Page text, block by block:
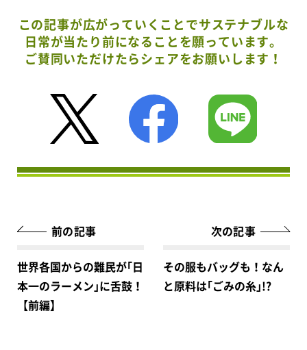
この記事が広がっていくことでサステナブルな
日常が当たり前になることを願っています。
ご賛同いただけたらシェアをお願いします！
前の記事
世界各国からの難民が｢日
本一のラーメン｣に舌鼓！
【前編】
次の記事
その服もバッグも！なん
と原料は｢ごみの糸｣!?